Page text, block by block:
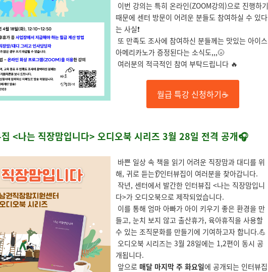
이번 강의는 특히 온라인(ZOOM강의)으로 진행하기
때문에 센터 방문이 어려운 분들도 참여하실 수 있다
는 사실❗
또 만족도 조사에 참여하신 분들께는 맛있는 아이스
아메리카노가 증정된다는 소식도,,,🌝
여러분의 적극적인 참여 부탁드립니다 🔥
월급 특강 신청하기☕
<나는 직장맘입니다> 오디오북 시리즈 3월 28일 전격 공개🎧
바쁜 일상 속 책을 읽기 어려운 직장맘과 대디를 위
해, 귀로 듣는👂인터뷰집이 여러분을 찾아갑니다.
작년, 센터에서 발간한 인터뷰집 <나는 직장맘입니
다>가 오디오북으로 제작되었습니다.
이를 통해 엄마 아빠가 아이 키우기 좋은 환경을 만
들고, 눈치 보지 않고 출산휴가, 육아휴직을 사용할
수 있는 조직문화를 만들기에 기여하고자 합니다.💪
오디오북 시리즈는 3월 28일에는 1,2편이 동시 공
개됩니다.
앞으로 매달 마지막 주 화요일에 공개되는 인터뷰집